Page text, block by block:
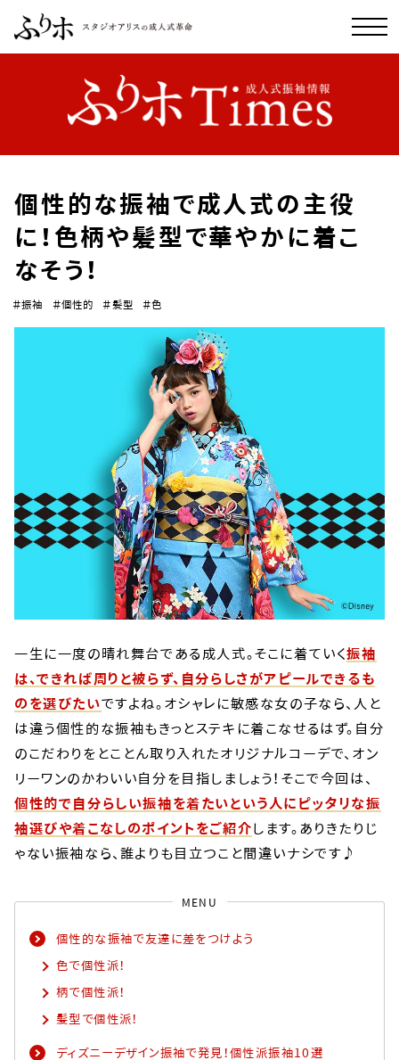
個性的な振袖で成人式の主役
に！色柄や髪型で華やかに着こ
なそう！
＃振袖 ＃個性的 ＃髪型 ＃色
一生に一度の晴れ舞台である成人式。そこに着ていく振袖
は、できれば周りと被らず、自分らしさがアピールできるも
のを選びたいですよね。オシャレに敏感な女の子なら、人と
は違う個性的な振袖もきっとステキに着こなせるはず。自分
のこだわりをとことん取り入れたオリジナルコーデで、オン
リーワンのかわいい自分を目指しましょう！そこで今回は、
個性的で自分らしい振袖を着たいという人にピッタリな振
袖選びや着こなしのポイントをご紹介します。ありきたりじ
ゃない振袖なら、誰よりも目立つこと間違いナシです♪
MENU
個性的な振袖で友達に差をつけよう​
色で個性派！​
柄で個性派！​
髪型で個性派！​
ディズニーデザイン振袖で発見！個性派振袖10選​